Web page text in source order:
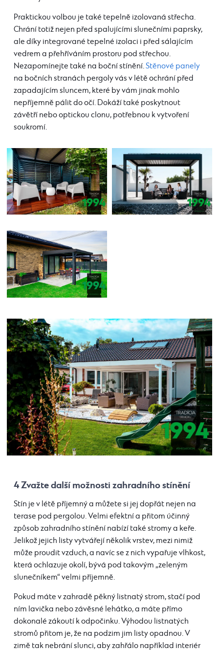
Praktickou volbou je také tepelně izolovaná střecha.
Chrání totiž nejen před spalujícími slunečními paprsky,
ale díky integrované tepelné izolaci i před sálajícím
vedrem a přehříváním prostoru pod střechou.
Nezapomínejte také na boční stínění.Stěnové panely
na bočních stranách pergoly vás v létě ochrání před
zapadajícím sluncem, které by vám jinak mohlo
nepříjemně pálit do očí. Dokáží také poskytnout
závětří nebo optickou clonu, potřebnou k vytvoření
soukromí.
4 Zvažte další možnosti zahradního stínění
Stín je v létě příjemný a můžete si jej dopřát nejen na
terase pod pergolou. Velmi efektní a přitom účinný
způsob zahradního stínění nabízí také stromy a keře.
Jelikož jejich listy vytvářejí několik vrstev, mezi nimiž
může proudit vzduch, a navíc se z nich vypařuje vlhkost,
která ochlazuje okolí, bývá pod takovým „zeleným
slunečníkem“ velmi příjemně.
Pokud máte v zahradě pěkný listnatý strom, stačí pod
ním lavička nebo závěsné lehátko, a máte přímo
dokonalé zákoutí k odpočinku. Výhodou listnatých
stromů přitom je, že na podzim jim listy opadnou. V
zimě tak nebrání slunci, aby zahřálo například interiér